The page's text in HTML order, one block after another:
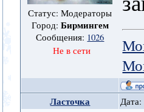
Статус: Модераторы
Город: Бирмингем
Сообщения: 1026
Не в сети
Ласточка Дата: